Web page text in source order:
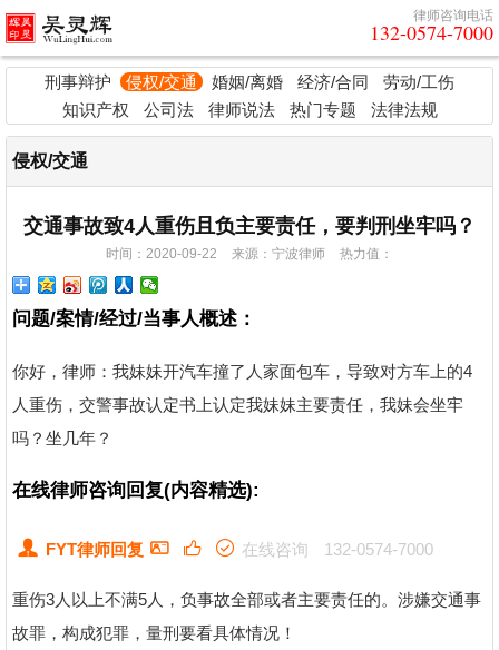
律师咨询电话
132-0574-7000
刑事辩护 侵权/交通 婚姻/离婚 经济/合同
劳动/工伤
知识产权
公司法 律师说法 热门专题 法律法规
侵权/交通
交通事故致4人重伤且负主要责任，要判刑坐牢吗？
时间：2020-09-22 来源：宁波律师 热力值：
问题/案情/经过/当事人概述：
你好，律师：我妹妹开汽车撞了人家面包车，导致对方车上的4
人重伤，交警事故认定书上认定我妹妹主要责任，我妹会坐牢
吗？坐几年？
在线律师咨询回复(内容精选):
FYT律师回复 在线咨询 132-0574-7000
重伤3人以上不满5人，负事故全部或者主要责任的。涉嫌交通事
故罪，构成犯罪，量刑要看具体情况！